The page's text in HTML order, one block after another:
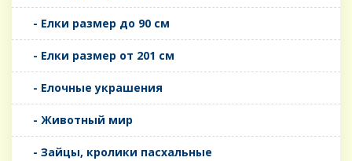
- Елки размер до 90 см
- Елки размер от 201 см
- Елочные украшения
- Животный мир
- Зайцы, кролики пасхальные